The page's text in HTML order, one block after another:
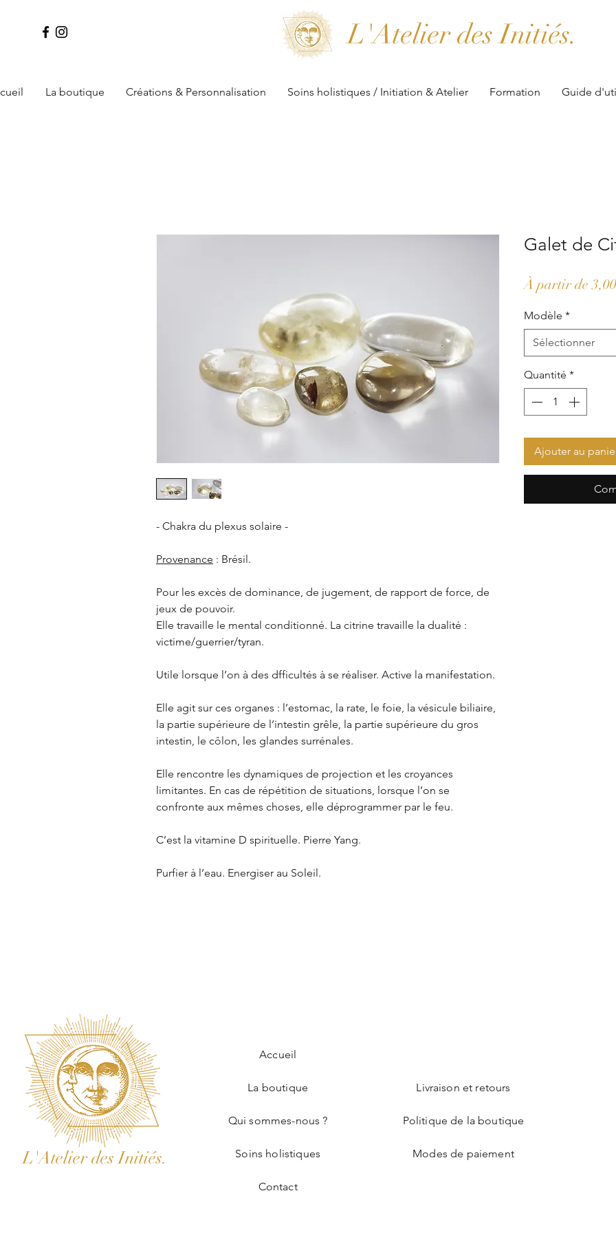
L'Atelier des Initiés.
La boutique Créations & Personnalisation Soins holistiques / Initiation & Atelier Formation Guide
- Chakra du plexus solaire -
Provenance : Brésil.
Pour les excès de dominance, de jugement, de rapport de force, de
jeux de pouvoir.
Elle travaille le mental conditionné. La citrine travaille la dualité :
victime/guerrier/tyran.
Utile lorsque l’on à des dfficultés à se réaliser. Active la manifestation.
Elle agit sur ces organes : l’estomac, la rate, le foie, la vésicule biliaire,
la partie supérieure de l’intestin grêle, la partie supérieure du gros
intestin, le côlon, les glandes surrénales.
Elle rencontre les dynamiques de projection et les croyances
limitantes. En cas de répétition de situations, lorsque l’on se
confronte aux mêmes choses, elle déprogrammer par le feu.
C’est la vitamine D spirituelle. Pierre Yang.
Purfier à l’eau. Energiser au Soleil.
Galet de
À partir de
Modèle *
Sélectionner
Quantité *
Ajouter au
L'Atelier des Initiés.
Accueil
La boutique
Qui sommes-nous ?
Soins holistiques
Contact
Livraison et retours
Politique de la boutique
Modes de paiement